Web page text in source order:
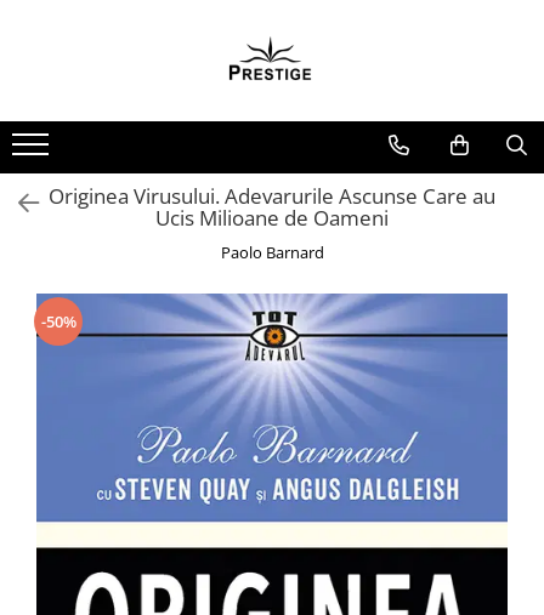
Noutati
Promotii
Pachete Speciale Carti
Spiritualitate - Ezoterism
Arte Divinatorii
Astrologie
KidConnection
New Illuminati Files
Paranormal
Originea Virusului. Adevarurile Ascunse Care au
Ucis Milioane de Oameni
Paolo Barnard
-50%